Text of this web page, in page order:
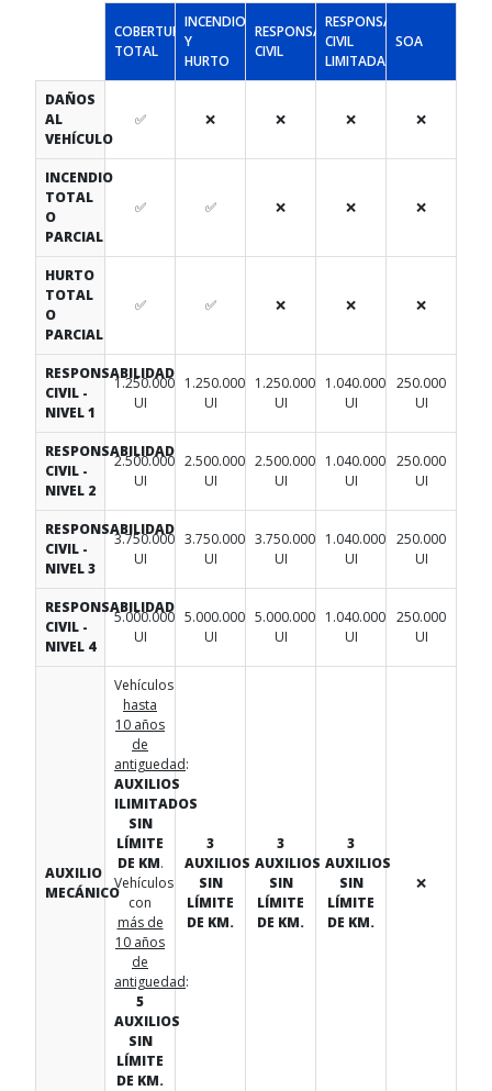
COBERTURA
TOTAL
INCENDIO
Y
HURTO
RESPONSABILIDAD
CIVIL
RESPONSABILIDAD
CIVIL
LIMITADA
SOA
DAÑOS
AL
VEHÍCULO
✅ ❌ ❌ ❌ ❌
INCENDIO
TOTAL
O
PARCIAL
✅ ✅ ❌ ❌ ❌
HURTO
TOTAL
O
PARCIAL
✅ ✅ ❌ ❌ ❌
RESPONSABILIDAD
CIVIL -
NIVEL 1
1.250.000
UI
1.250.000
UI
1.250.000
UI
1.040.000
UI
250.000
UI
RESPONSABILIDAD
CIVIL -
NIVEL 2
2.500.000
UI
2.500.000
UI
2.500.000
UI
1.040.000
UI
250.000
UI
RESPONSABILIDAD
CIVIL -
NIVEL 3
3.750.000
UI
3.750.000
UI
3.750.000
UI
1.040.000
UI
250.000
UI
RESPONSABILIDAD
CIVIL -
NIVEL 4
5.000.000
UI
5.000.000
UI
5.000.000
UI
1.040.000
UI
250.000
UI
AUXILIO
MECÁNICO
Vehículos
hasta
10 años
de
antiguedad:
AUXILIOS
ILIMITADOS
SIN
LÍMITE
DE KM.
Vehículos
con
más de
10 años
de
antiguedad:
5
AUXILIOS
SIN
LÍMITE
DE KM.
3
AUXILIOS
SIN
LÍMITE
DE KM.
3
AUXILIOS
SIN
LÍMITE
DE KM.
3
AUXILIOS
SIN
LÍMITE
DE KM.
❌